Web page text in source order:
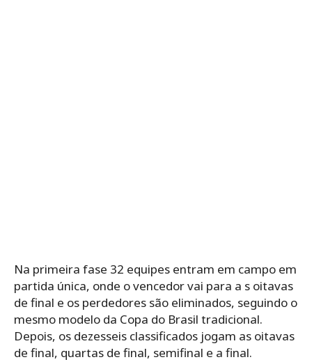
Na primeira fase 32 equipes entram em campo em
partida única, onde o vencedor vai para a s oitavas
de final e os perdedores são eliminados, seguindo o
mesmo modelo da Copa do Brasil tradicional.
Depois, os dezesseis classificados jogam as oitavas
de final, quartas de final, semifinal e a final.